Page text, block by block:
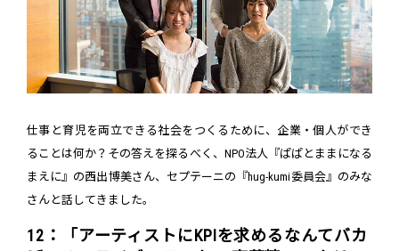
仕事と育児を両立できる社会をつくるために、企業・個人ができ
ることは何か？その答えを探るべく、NPO法人『ぱぱとままになる
まえに』の西出博美さん、セプテーニの『hug-kumi委員会』のみな
さんと話してきました。
12：「アーティストにKPIを求めるなんてバカ